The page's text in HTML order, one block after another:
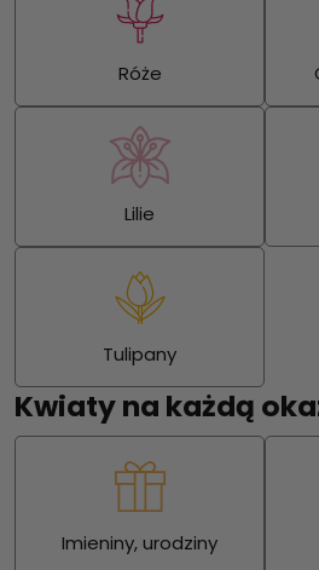
Róże
Lilie
Tulipany
Kwiaty na każdą
Imieniny, urodziny